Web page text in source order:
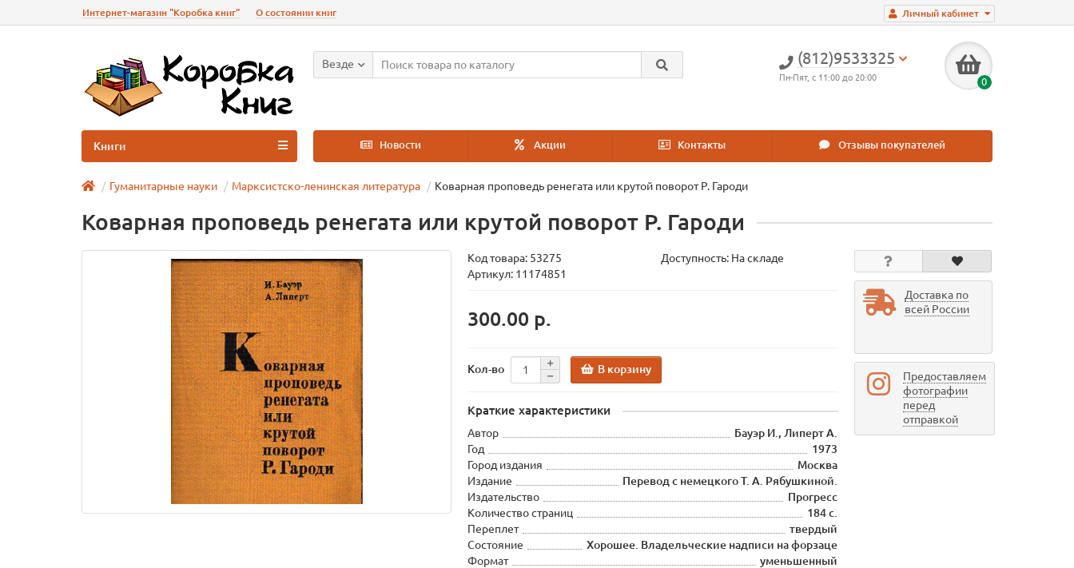
Личный кабинет
Интернет-магазин "Коробка книг" О состоянии книг
(812)9533325
Пн-Пят, с 11:00 до 20:00 0
Везде
Новости Акции Контакты Отзывы покупателей
Книги
Гуманитарные науки Марксистско-ленинская литература Коварная проповедь ренегата или крутой поворот Р. Гароди
Коварная проповедь ренегата или крутой поворот Р. Гароди
Код товара: 53275
Доступность: На складе
Артикул: 11174851
300.00 р.
Кол-во В корзину
Краткие характеристики
Автор
Бауэр И., Липерт А.
Год
1973
Город издания
Москва
Издание
Перевод с немецкого Т. А. Рябушкиной.
Издательство
Прогресс
Количество страниц
184 с.
Переплет
твердый
Состояние
Хорошее. Владельческие надписи на форзаце
Формат
уменьшенный
Доставка по
всей России
Предоставляем
фотографии
перед
отправкой